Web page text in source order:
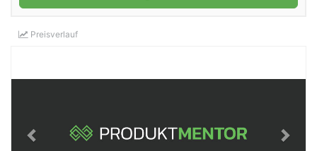
Preisverlauf